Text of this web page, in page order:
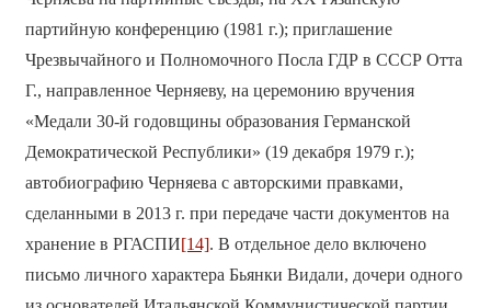
партийную конференцию (1981 г.); приглашение
Чрезвычайного и Полномочного Посла ГДР в СССР Отта
Г., направленное Черняеву, на церемонию вручения
«Медали 30-й годовщины образования Германской
Демократической Республики» (19 декабря 1979 г.);
автобиографию Черняева с авторскими правками,
сделанными в 2013 г. при передаче части документов на
хранение в РГАСПИ[14]. В отдельное дело включено
письмо личного характера Бьянки Видали, дочери одного